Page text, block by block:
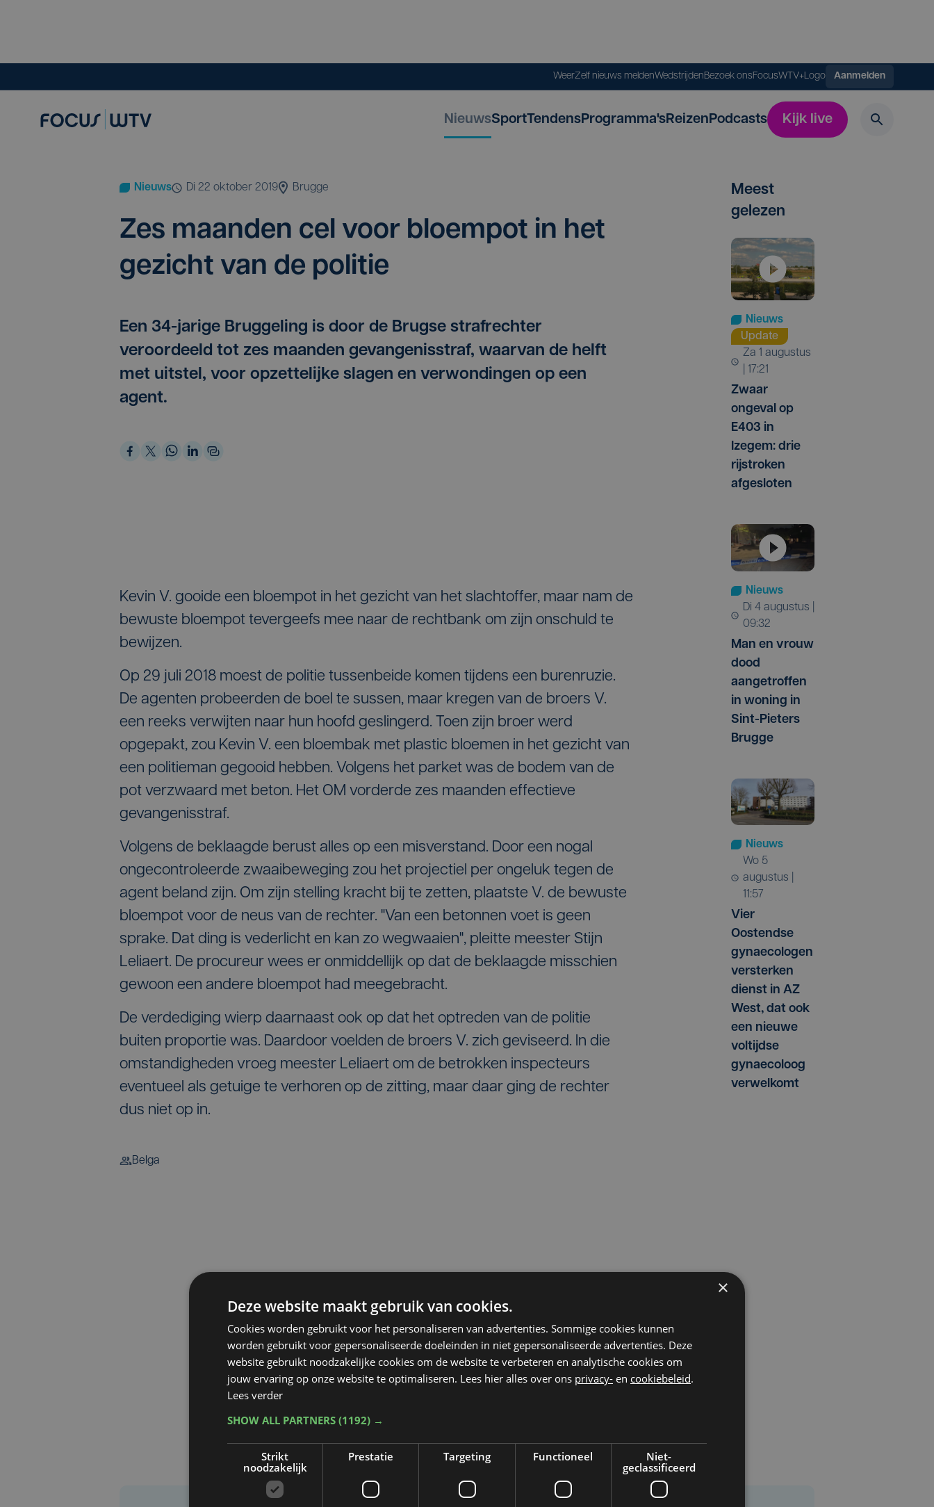
WeerZelf nieuws meldenWedstrijdenBezoek onsFocusWTV+Logo Aanmelden
NieuwsSportTendensProgramma'sReizenPodcasts Kijk live
Nieuws di 22 oktober 2019 Brugge
Zes maan­den cel voor bloem­pot in het
gezicht van de politie
Een 34-jarige Bruggeling is door de Brugse strafrechter
veroordeeld tot zes maanden gevangenisstraf, waarvan de helft
met uitstel, voor opzettelijke slagen en verwondingen op een
agent.
Kevin V. gooide een bloempot in het gezicht van het slachtoffer, maar nam de
bewuste bloempot tevergeefs mee naar de rechtbank om zijn onschuld te
bewijzen.
Op 29 juli 2018 moest de politie tussenbeide komen tijdens een burenruzie.
De agenten probeerden de boel te sussen, maar kregen van de broers V.
een reeks verwijten naar hun hoofd geslingerd. Toen zijn broer werd
opgepakt, zou Kevin V. een bloembak met plastic bloemen in het gezicht van
een politieman gegooid hebben. Volgens het parket was de bodem van de
pot verzwaard met beton. Het OM vorderde zes maanden effectieve
gevangenisstraf.
Volgens de beklaagde berust alles op een misverstand. Door een nogal
ongecontroleerde zwaaibeweging zou het projectiel per ongeluk tegen de
agent beland zijn. Om zijn stelling kracht bij te zetten, plaatste V. de bewuste
bloempot voor de neus van de rechter. "Van een betonnen voet is geen
sprake. Dat ding is vederlicht en kan zo wegwaaien", pleitte meester Stijn
Leliaert. De procureur wees er onmiddellijk op dat de beklaagde misschien
gewoon een andere bloempot had meegebracht.
De verdediging wierp daarnaast ook op dat het optreden van de politie
buiten proportie was. Daardoor voelden de broers V. zich geviseerd. In die
omstandigheden vroeg meester Leliaert om de betrokken inspecteurs
eventueel als getuige te verhoren op de zitting, maar daar ging de rechter
dus niet op in.
Belga
Meest
gelezen
Nieuws
Update
za 1 augustus
| 17:21
Zwaar
ongeval op
E403 in
Izegem: drie
rijstroken
afgesloten
Nieuws
di 4 augustus |
09:32
Man en vrouw
dood
aangetroffen
in woning in
Sint-Pieters
Brugge
Nieuws
wo 5
augustus |
11:57
Vier
Oostendse
gynaecologen
versterken
dienst in AZ
West, dat ook
een nieuwe
voltijdse
gynaecoloog
verwelkomt
×
Deze website maakt gebruik van cookies.
Cookies worden gebruikt voor het personaliseren van advertenties. Sommige cookies kunnen
worden gebruikt voor gepersonaliseerde doeleinden in niet gepersonaliseerde advertenties. Deze
website gebruikt noodzakelijke cookies om de website te verbeteren en analytische cookies om
jouw ervaring op onze website te optimaliseren. Lees hier alles over ons privacy- en cookiebeleid.
Lees verder
SHOW ALL PARTNERS (1192) →
Strikt
noodzakelijk
Prestatie Targeting Functioneel
Niet-
geclassificeerd